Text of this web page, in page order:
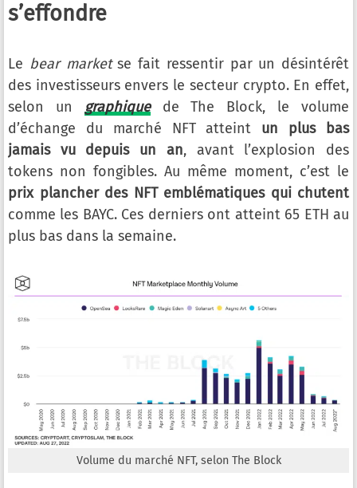
s’effondre
Le bear marketse fait ressentir par un désintérêt
des investisseurs envers le secteur crypto. En effet,
selon un
graphiquede The Block, le volume
d’échange du marché NFT atteint un plus bas
jamais vu depuis un an, avant l’explosion des
tokens non fongibles. Au même moment, c’est le
prix plancher des NFT emblématiques qui chutent
comme les BAYC. Ces derniers ont atteint 65 ETH au
plus bas dans la semaine.
Volume du marché NFT, selon The Block